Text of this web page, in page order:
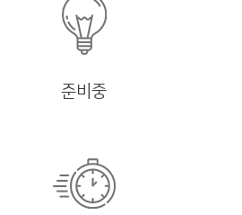
준비중